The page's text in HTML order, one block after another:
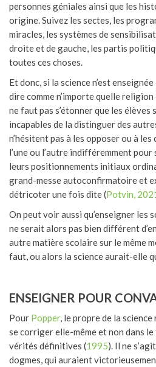
personnes géniales ainsi que les
origine. Suivez les sectes, les
miracles, les systèmes de
droite et de gauche, les partis
toutes ces choses.
Et donc, si la science n’est
dire comme n’importe quelle religion
ne faut pas s’étonner que les
incapables de la distinguer des
n’hésitent pas à les opposer ou à
l’une ou l’autre indifféremment
leurs positionnements initiaux
grand-messe autoconfirmatoire et
détricoter une fois dite (Potvin,
On peut voir aussi qu’enseigner les
ne serait alors pas bien différent
autre matière scolaire sur le même
faut, ou alors la science aurait-elle
ENSEIGNER POUR
Pour Popper, le propre de la science
se corriger elle-même et non dans
vérités définitives (1995). Il ne
dogmes, qui auraient